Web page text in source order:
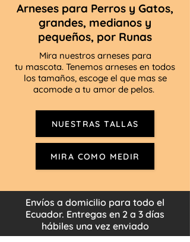
Arneses para Perros y Gatos,
grandes, medianos y
pequeños, por Runas
Mira nuestros arneses para
tu mascota. Tenemos arneses en todos
los tamaños, escoge el que mas se
acomode a tu amor de pelos.
NUESTRAS TALLAS
MIRA COMO MEDIR
Envíos a domicilio para todo el
Ecuador. Entregas en 2 a 3 días
hábiles una vez enviado